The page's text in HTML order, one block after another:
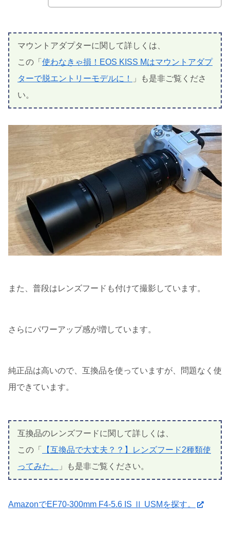
マウントアダプターに関して詳しくは、
この「 使わなきゃ損！EOS KISS Mはマウントアダプ
ターで脱エントリーモデルに！
」も是非ご覧くださ
い。
また、普段はレンズフードも付けて撮影しています。
さらにパワーアップ感が増しています。
純正品は高いので、互換品を使っていますが、問題なく使
用できています。
互換品のレンズフードに関して詳しくは、
この「
【互換品で大丈夫？？】レンズフード2種類使
ってみた。
」も是非ご覧ください。
AmazonでEF70-300mm F4-5.6 IS Ⅱ USMを探す。